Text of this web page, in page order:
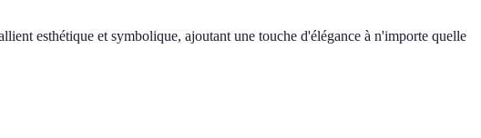
esthétique et symbolique, ajoutant une touche d'élégance à n'importe quelle